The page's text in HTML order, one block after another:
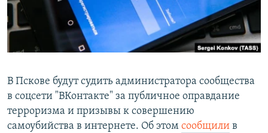
СОЦИАЛЬНЫЕ СЕТИ
Все сайты РСЕ/РС
В Пскове будут судить администратора сообщества
в соцсети "ВКонтакте" за публичное оправдание
терроризма и призывы к совершению
самоубийства в интернете. Об этом сообщили в